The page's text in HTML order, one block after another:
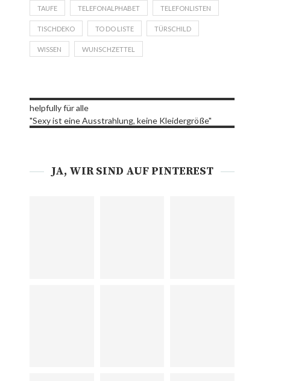
TAUFE TELEFONALPHABET TELEFONLISTEN
TISCHDEKO TO DO LISTE TÜRSCHILD
WISSEN WUNSCHZETTEL
helpfully für alle
"Sexy ist eine Ausstrahlung, keine Kleidergröße"
JA, WIR SIND AUF PINTEREST